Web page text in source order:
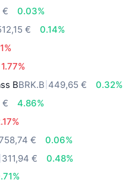
€
0.03%
€
0.14%
1.77%
BBRK.B 449,65 €
0.32%
€
4.86%
€
0.06%
311,94 €
0.48%